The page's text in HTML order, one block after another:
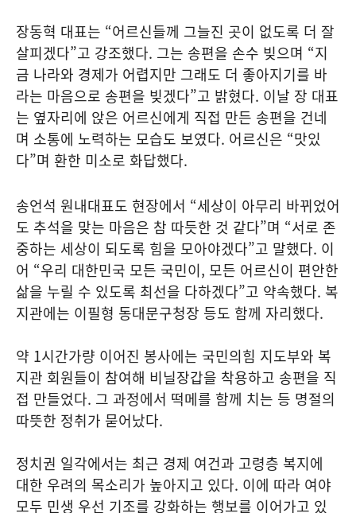
장동혁 대표는 “어르신들께 그늘진 곳이 없도록 더 잘
살피겠다”고 강조했다. 그는 송편을 손수 빚으며 “지
금 나라와 경제가 어렵지만 그래도 더 좋아지기를 바
라는 마음으로 송편을 빚겠다”고 밝혔다. 이날 장 대표
는 옆자리에 앉은 어르신에게 직접 만든 송편을 건네
며 소통에 노력하는 모습도 보였다. 어르신은 “맛있
다”며 환한 미소로 화답했다.
송언석 원내대표도 현장에서 “세상이 아무리 바뀌었어
도 추석을 맞는 마음은 참 따듯한 것 같다”며 “서로 존
중하는 세상이 되도록 힘을 모아야겠다”고 말했다. 이
어 “우리 대한민국 모든 국민이, 모든 어르신이 편안한
삶을 누릴 수 있도록 최선을 다하겠다”고 약속했다. 복
지관에는 이필형 동대문구청장 등도 함께 자리했다.
약 1시간가량 이어진 봉사에는 국민의힘 지도부와 복
지관 회원들이 참여해 비닐장갑을 착용하고 송편을 직
접 만들었다. 그 과정에서 떡메를 함께 치는 등 명절의
따뜻한 정취가 묻어났다.
정치권 일각에서는 최근 경제 여건과 고령층 복지에
대한 우려의 목소리가 높아지고 있다. 이에 따라 여야
모두 민생 우선 기조를 강화하는 행보를 이어가고 있